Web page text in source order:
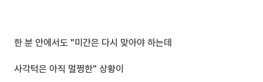
한 분 안에서도 "미간은 다시 맞아야 하는데
사각턱은 아직 멀쩡한" 상황이